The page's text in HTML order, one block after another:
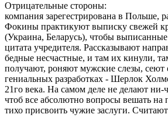
Отрицательные стороны:
компания зарегестрирована в Польше,
Фокины практикуют выписку свежей
(Украина, Беларусь), чтобы
цитата учредителя. Рассказывают
бедные несчастные, и там их кинули,
получают, роняют мужские слезы, сеют
гениальных разработках - Шерлок
21го века. На самом деле не делают ни-
чтоб все абсолютно вопросы вешать
тихо присвоить чужие заслуги.